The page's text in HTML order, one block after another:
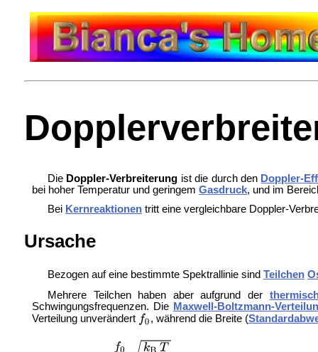
Die Doppler-Verbreiterung ist die durch den Doppler-
bei hoher Temperatur und geringem Gasdruck, und im
Bei Kernreaktionentritt eine vergleichbare Doppler-
Ursache
Bezogen auf eine bestimmte Spektrallinie sind Teilchen
Mehrere Teilchen haben aber aufgrund der
Schwingungsfrequenzen. Die Maxwell-Boltzmann-
Verteilung unverändert
, während die Breite (